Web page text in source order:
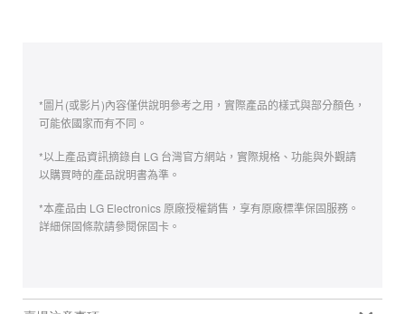
*圖片(或影片)內容僅供說明參考之用，實際產品的樣式與部分顏色，
可能依國家而有不同。
*以上產品資訊摘錄自 LG 台灣官方網站，實際規格、功能與外觀請
以購買時的產品說明書為準。
*本產品由 LG Electronics 原廠授權銷售，享有原廠標準保固服務。
詳細保固條款請參閱保固卡。